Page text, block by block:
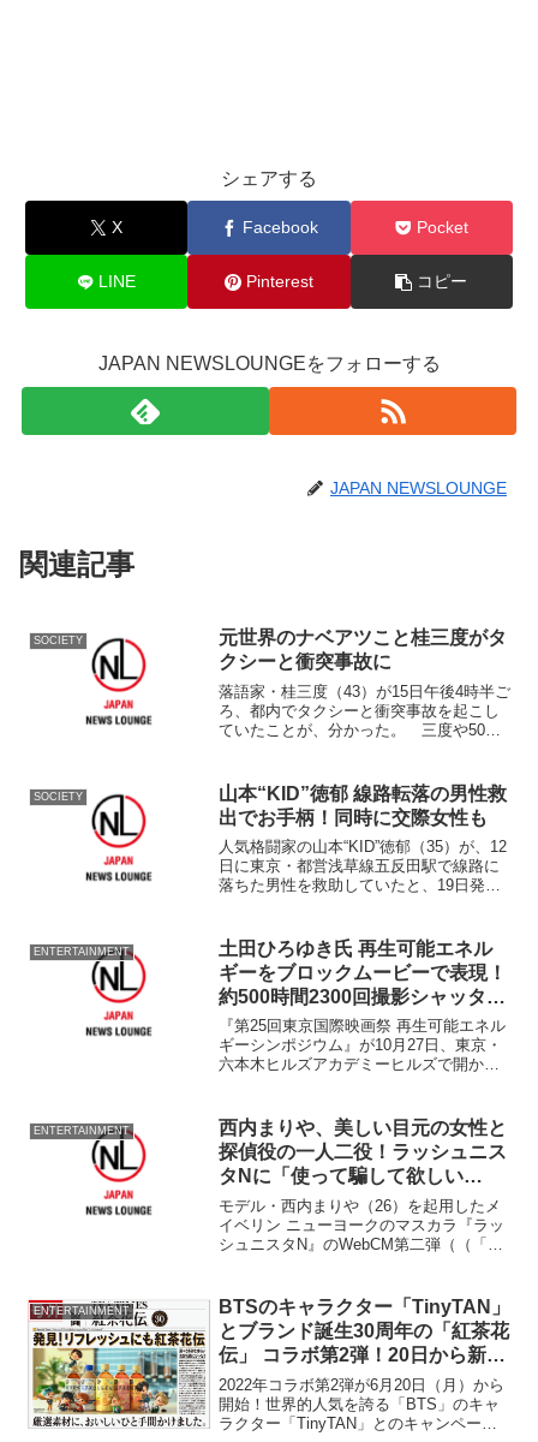
シェアする
X Facebook Pocket
LINE Pinterest コピー
JAPAN NEWSLOUNGEをフォローする
JAPAN NEWSLOUNGE
関連記事
SOCIETY
元世界のナベアツこと桂三度がタ
クシーと衝突事故に
落語家・桂三度（43）が15日午後4時半ご
ろ、都内でタクシーと衝突事故を起こし
ていたことが、分かった。 三度や50代
SOCIETY
山本“KID”徳郁 線路転落の男性救
出でお手柄！同時に交際女性も
人気格闘家の山本“KID”徳郁（35）が、12
日に東京・都営浅草線五反田駅で線路に
落ちた男性を救助していたと、19日発売
流し、動かなかったそうだが、そこに颯
爽とKIDが...
ENTERTAINMENT
土田ひろゆき氏 再生可能エネル
ギーをブロックムービーで表現！
約500時間2300回撮影シャッター
数
『第25回東京国際映画祭 再生可能エネル
ギーシンポジウム』が10月27日、東京・
六本木ヒルズアカデミーヒルズで開か
『ブロックタウン』製作委員会が製作。
日本のエネルギー政策...
ENTERTAINMENT
西内まりや、美しい目元の女性と
探偵役の一人二役！ラッシュニス
タNに「使って騙して欲しい
（笑）」
モデル・西内まりや（26）を起用したメ
イベリン ニューヨークのマスカラ『ラッ
シュニスタN』のWebCM第二弾（（「#
篇」））が1月17日より公開された。
ENTERTAINMENT
BTSのキャラクター「TinyTAN」
とブランド誕生30周年の「紅茶花
伝」 コラボ第2弾！20日から新テ
レビCMやTwitterキャンペーン
2022年コラボ第2弾が6月20日（月）から
開始！世界的人気を誇る「BTS」のキャ
ラクター「TinyTAN」とのキャンペー